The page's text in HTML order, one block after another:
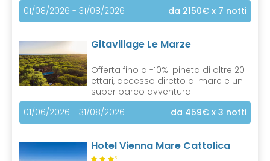
01/08/2026 - 31/08/2026 da 2150€ x 7 notti
Gitavillage Le Marze
Offerta fino a -10%: pineta di oltre 20
ettari, accesso diretto al mare e un
super parco avventura!
01/06/2026 - 31/08/2026
da 459€ x 3 notti
Hotel Vienna Mare Cattolica
S